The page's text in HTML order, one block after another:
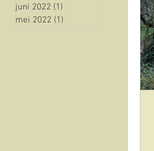
juni 2022 (1)
mei 2022 (1)